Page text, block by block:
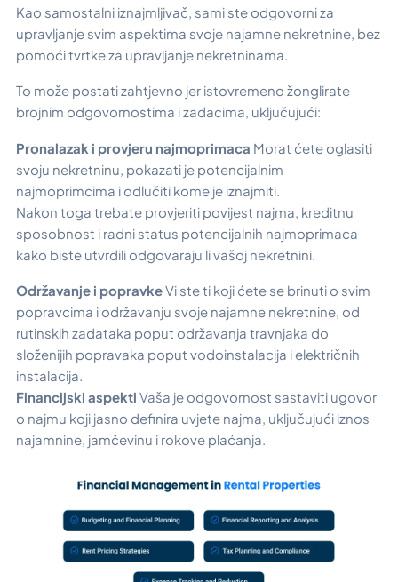
Kao samostalni iznajmljivač, sami ste odgovorni za
upravljanje svim aspektima svoje najamne nekretnine, bez
pomoći tvrtke za upravljanje nekretninama.
To može postati zahtjevno jer istovremeno žonglirate
brojnim odgovornostima i zadacima, uključujući:
Pronalazak i provjeru najmoprimaca Morat ćete oglasiti
svoju nekretninu, pokazati je potencijalnim
najmoprimcima i odlučiti kome je iznajmiti.
Nakon toga trebate provjeriti povijest najma, kreditnu
sposobnost i radni status potencijalnih najmoprimaca
kako biste utvrdili odgovaraju li vašoj nekretnini.
Održavanje i popravkeVi ste ti koji ćete se brinuti o svim
popravcima i održavanju svoje najamne nekretnine, od
rutinskih zadataka poput održavanja travnjaka do
složenijih popravaka poput vodoinstalacija i električnih
instalacija.
Financijski aspekti Vaša je odgovornost sastaviti ugovor
o najmu koji jasno definira uvjete najma, uključujući iznos
najamnine, jamčevinu i rokove plaćanja.